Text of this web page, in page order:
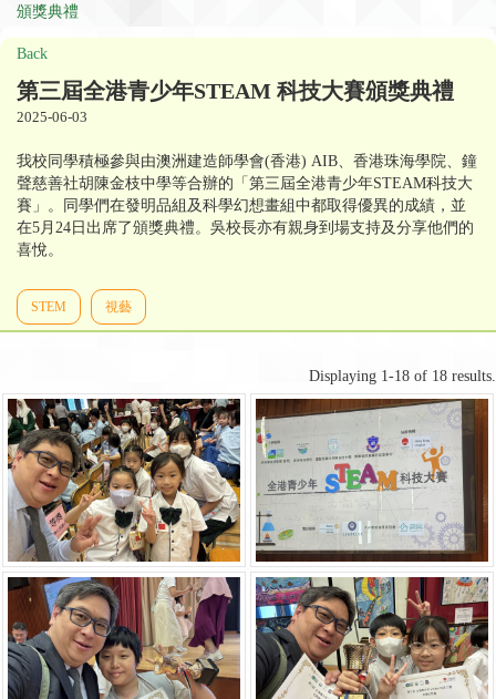
頒獎典禮
Back
第三屆全港青少年STEAM 科技大賽頒獎典禮
2025-06-03
我校同學積極參與由澳洲建造師學會(香港) AIB、香港珠海學院、鐘
聲慈善社胡陳金枝中學等合辦的「第三屆全港青少年STEAM科技大
賽」。同學們在發明品組及科學幻想畫組中都取得優異的成績，並
在5月24日出席了頒獎典禮。吳校長亦有親身到場支持及分享他們的
喜悅。
STEM 視藝
Displaying 1-18 of 18 results.